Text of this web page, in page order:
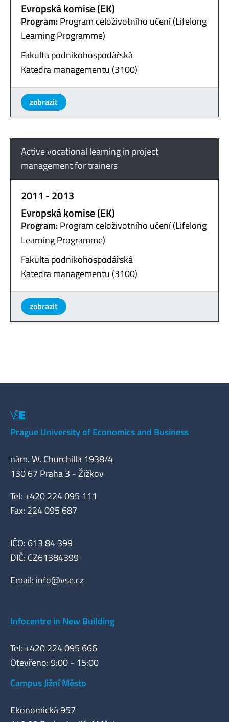
Evropská komise (EK)
Program:Program celoživotního učení (Lifelong
Learning Programme)
Fakulta podnikohospodářská
Katedra managementu (3100)
zobrazit
Active vocational learning in project
management for trainers
2011 - 2013
Evropská komise (EK)
Program:Program celoživotního učení (Lifelong
Learning Programme)
Fakulta podnikohospodářská
Katedra managementu (3100)
zobrazit
Prague University of Economics and Business
nám. W. Churchilla 1938/4
130 67 Praha 3 - Žižkov
Tel: +420 224 095 111
Fax: 224 095 687
IČO: 613 84 399
DIČ: CZ61384399
Email: info@vse.cz
Infocentre in New Building
Tel: +420 224 095 666
Otevřeno: 9:00 - 15:00
Campus Jižní Město
Ekonomická 957